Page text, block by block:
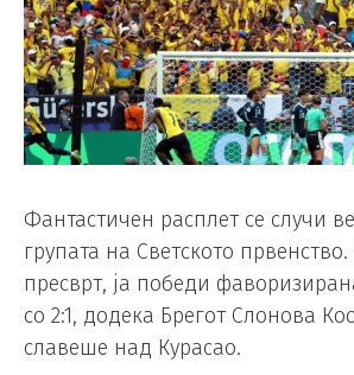
Фантастичен расплет се случи
групата на Светското
пресврт, ја победи
со 2:1, додека Брегот Слонова
славеше над Курасао.